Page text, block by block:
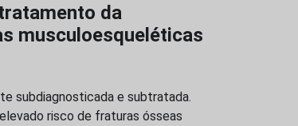
da
musculoesqueléticas
subdiagnosticada e subtratada.
risco de fraturas ósseas